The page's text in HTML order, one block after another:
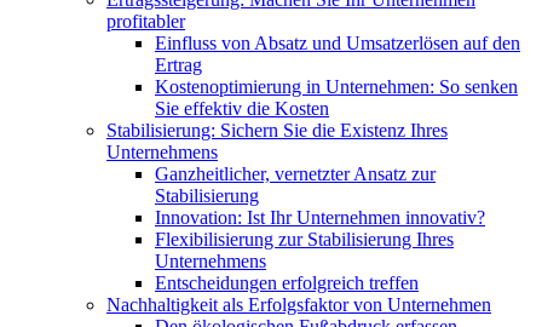
profitabler
Einfluss von Absatz und Umsatzerlösen auf den
Ertrag
Kostenoptimierung in Unternehmen: So senken
Sie effektiv die Kosten
Stabilisierung: Sichern Sie die Existenz Ihres
Unternehmens
Ganzheitlicher, vernetzter Ansatz zur
Stabilisierung
Innovation: Ist Ihr Unternehmen innovativ?
Flexibilisierung zur Stabilisierung Ihres
Unternehmens
Entscheidungen erfolgreich treffen
Nachhaltigkeit als Erfolgsfaktor von Unternehmen